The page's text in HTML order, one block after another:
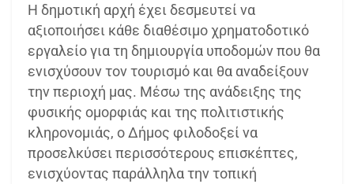
Η δημοτική αρχή έχει δεσμευτεί να
αξιοποιήσει κάθε διαθέσιμο χρηματοδοτικό
εργαλείο για τη δημιουργία υποδομών που θα
ενισχύσουν τον τουρισμό και θα αναδείξουν
την περιοχή μας. Μέσω της ανάδειξης της
φυσικής ομορφιάς και της πολιτιστικής
κληρονομιάς, ο Δήμος φιλοδοξεί να
προσελκύσει περισσότερους επισκέπτες,
ενισχύοντας παράλληλα την τοπική